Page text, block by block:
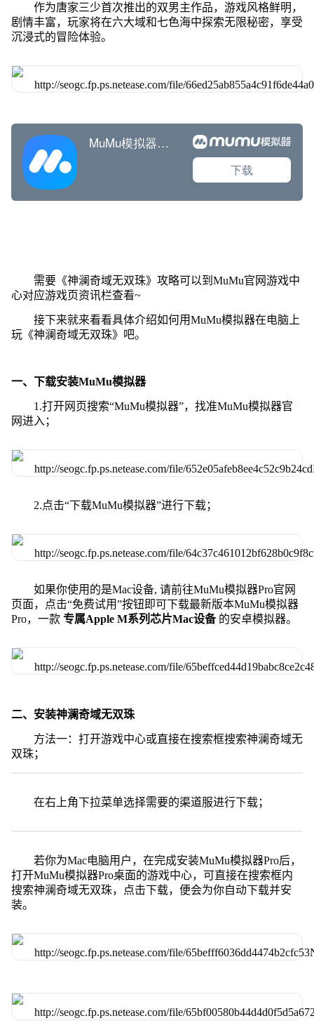
作为唐家三少首次推出的双男主作品，游戏风格鲜明，
剧情丰富，玩家将在六大域和七色海中探索无限秘密，享受
沉浸式的冒险体验。
需要《神澜奇域无双珠》攻略可以到MuMu官网游戏中
心对应游戏页资讯栏查看~
接下来就来看看具体介绍如何用MuMu模拟器在电脑上
玩《神澜奇域无双珠》吧。
一、下载安装MuMu模拟器
1.打开网页搜索“MuMu模拟器”，找准MuMu模拟器官
网进入；
2.点击“下载MuMu模拟器”进行下载；
如果你使用的是Mac设备, 请前往MuMu模拟器Pro官网
页面，点击“免费试用”按钮即可下载最新版本MuMu模拟器
Pro，一款 专属Apple M系列芯片Mac设备 的安卓模拟器。
二、安装神澜奇域无双珠
方法一：打开游戏中心或直接在搜索框搜索神澜奇域无
双珠；
在右上角下拉菜单选择需要的渠道服进行下载；
若你为Mac电脑用户，在完成安装MuMu模拟器Pro后，
打开MuMu模拟器Pro桌面的游戏中心，可直接在搜索框内
搜索神澜奇域无双珠，点击下载，便会为你自动下载并安
装。